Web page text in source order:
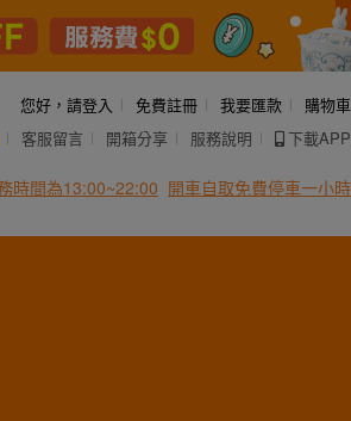
您好， 請登入 免費註冊 我要匯款
購物車
客服留言 開箱分享 服務說明 下載APP
時間為13:00~22:00 開車自取免費停車一小時